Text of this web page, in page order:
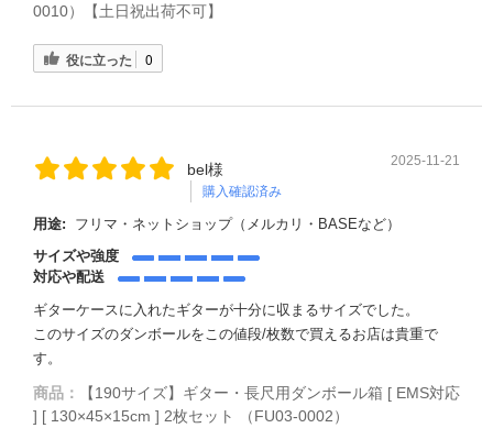
0010）【土日祝出荷不可】
役に立った 0
bel様
購入確認済み
2025-11-21
用途:
フリマ・ネットショップ（メルカリ・BASEなど）
サイズや強度
対応や配送
ギターケースに入れたギターが十分に収まるサイズでした。
このサイズのダンボールをこの値段/枚数で買えるお店は貴重で
す。
商品：
【190サイズ】ギター・長尺用ダンボール箱 [ EMS対応
] [ 130×45×15cm ] 2枚セット （FU03-0002）